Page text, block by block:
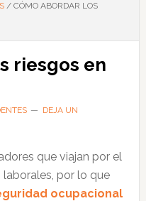
/CÓMO ABORDAR LOS
riesgos en
DEJA UN
que viajan por el
por lo que
ocupacional